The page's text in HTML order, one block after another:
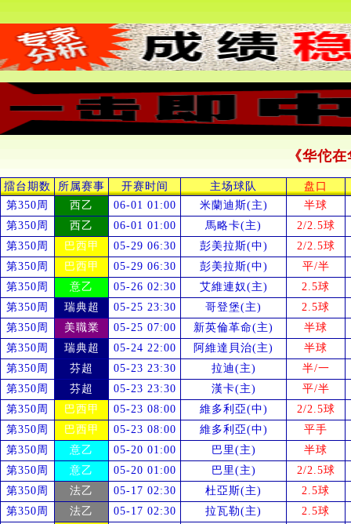
《华佗
擂台期数 所属赛事 开赛时间 主场球队
盘口
第350周
西乙 06-01 01:00 米蘭迪斯(主)
半球
第350周
西乙 06-01 01:00 馬略卡(主)
2/2.5球
第350周
巴西甲 05-29 06:30 彭美拉斯(中)
2/2.5球
第350周
巴西甲 05-29 06:30 彭美拉斯(中)
平/半
第350周
意乙 05-26 02:30 艾維連奴(主)
2.5球
第350周
瑞典超 05-25 23:30 哥登堡(主)
2.5球
第350周
美職業 05-25 07:00 新英倫革命(主)
半球
第350周
瑞典超 05-24 22:00 阿維達貝治(主)
半球
第350周
芬超 05-23 23:30 拉迪(主)
半/一
第350周
芬超 05-23 23:30 漢卡(主)
平/半
第350周
巴西甲 05-23 08:00 維多利亞(中)
2/2.5球
第350周
巴西甲 05-23 08:00 維多利亞(中)
平手
第350周
意乙 05-20 01:00 巴里(主)
半球
第350周
意乙 05-20 01:00 巴里(主)
2/2.5球
第350周
法乙 05-17 02:30 杜亞斯(主)
2.5球
第350周
法乙 05-17 02:30 拉瓦勒(主)
2.5球